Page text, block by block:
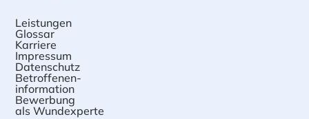
Leistungen
Glossar
Karriere
Impressum
Datenschutz
Betroffenen-
information
Bewerbung
als Wundexperte